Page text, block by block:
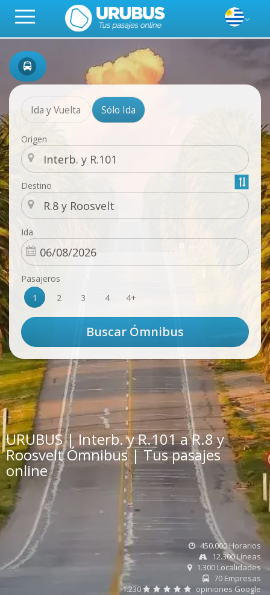
Ida y Vuelta Sólo Ida
Origen
Destino
Ida
Pasajeros
1
2 3 4 4+
URUBUS | Interb. y R.101 a R.8 y
Roosvelt Ómnibus | Tus pasajes
online
450.000 Horarios
12.300 Líneas
1.300 Localidades
70 Empresas
1.230
opiniones Google